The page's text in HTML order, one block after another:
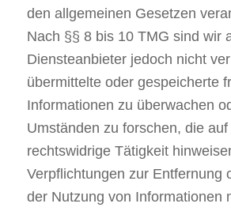
den allgemeinen Gesetzen
Nach §§ 8 bis 10 TMG sind wir
Diensteanbieter jedoch nicht
übermittelte oder gespeicherte
Informationen zu überwachen
Umständen zu forschen, die auf
rechtswidrige Tätigkeit
Verpflichtungen zur Entfernung
der Nutzung von Informationen